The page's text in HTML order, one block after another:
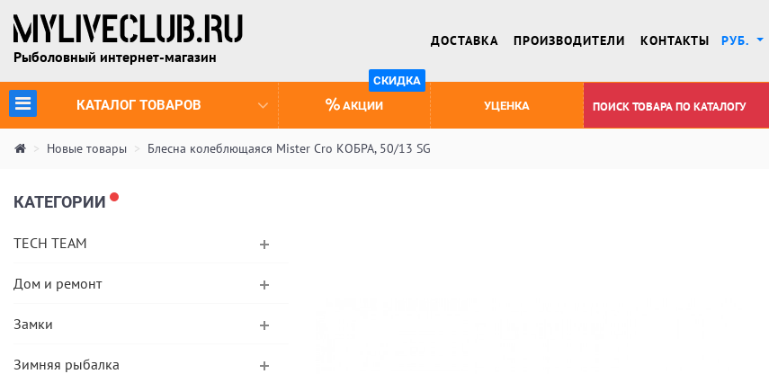
Рыболовный интернет-магазин
ДОСТАВКА ПРОИЗВОДИТЕЛИ КОНТАКТЫ РУБ.
КАТАЛОГ ТОВАРОВ
(CURRENT) АКЦИИ
СКИДКА
УЦЕНКА
Новые товары Блесна колеблющаяся Mister Cro КОБРА, 50/13 SG
КАТЕГОРИИ
TECH TEAM
Дом и ремонт
Замки
Зимняя рыбалка